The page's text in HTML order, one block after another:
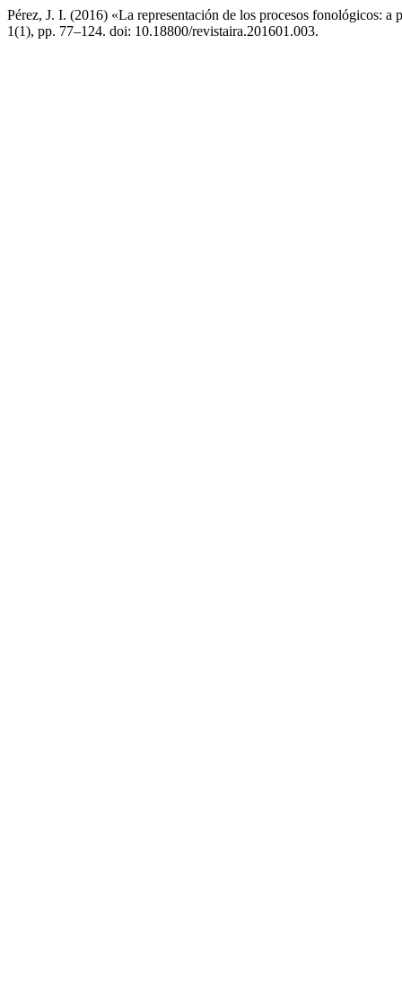
Pérez, J. I. (2016) «La representación de los procesos fonológicos:
1(1), pp. 77–124. doi: 10.18800/revistaira.201601.003.